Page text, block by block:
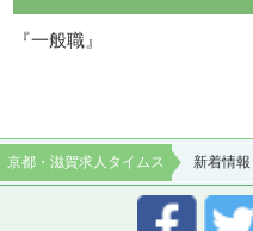
『一般職』
京都・滋賀求人タイムス 新着情報